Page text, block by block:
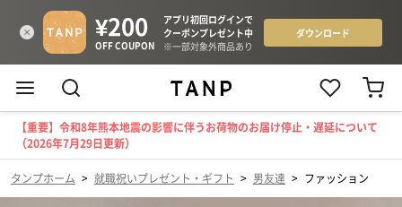
【重要】令和8年熊本地震の影響に伴うお荷物のお届け停止・遅延について
（2026年7月29日更新）
タンプホーム > 就職祝いプレゼント・ギフト > 男友達 > ファッション